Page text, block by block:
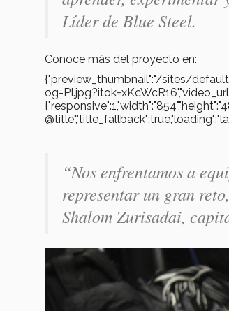
Líder de Blue Steel.
Conoce más del proyecto en:
{"preview_thumbnail":"/sites/
og-
“Nos enfrentamos a
representar un gran
Shalom Zurisadai,